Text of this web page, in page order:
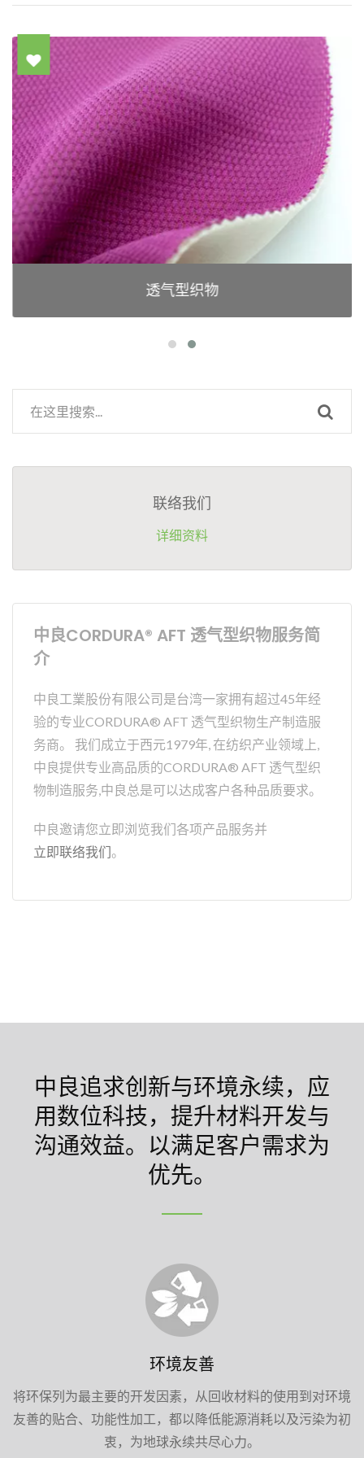
透气型织物
联络我们
详细资料
中良CORDURA® AFT 透气型织物服务简
介
中良工業股份有限公司是台湾一家拥有超过45年经
验的专业CORDURA® AFT 透气型织物生产制造服
务商。 我们成立于西元1979年, 在纺织产业领域上,
中良提供专业高品质的CORDURA® AFT 透气型织
物制造服务,中良总是可以达成客户各种品质要求。
中良邀请您立即浏览我们各项产品服务并
立即联络我们。
中良追求创新与环境永续，应
用数位科技，提升材料开发与
沟通效益。以满足客户需求为
优先。
环境友善
将环保列为最主要的开发因素，从回收材料的使用到对环境
友善的贴合、功能性加工，都以降低能源消耗以及污染为初
衷，为地球永续共尽心力。